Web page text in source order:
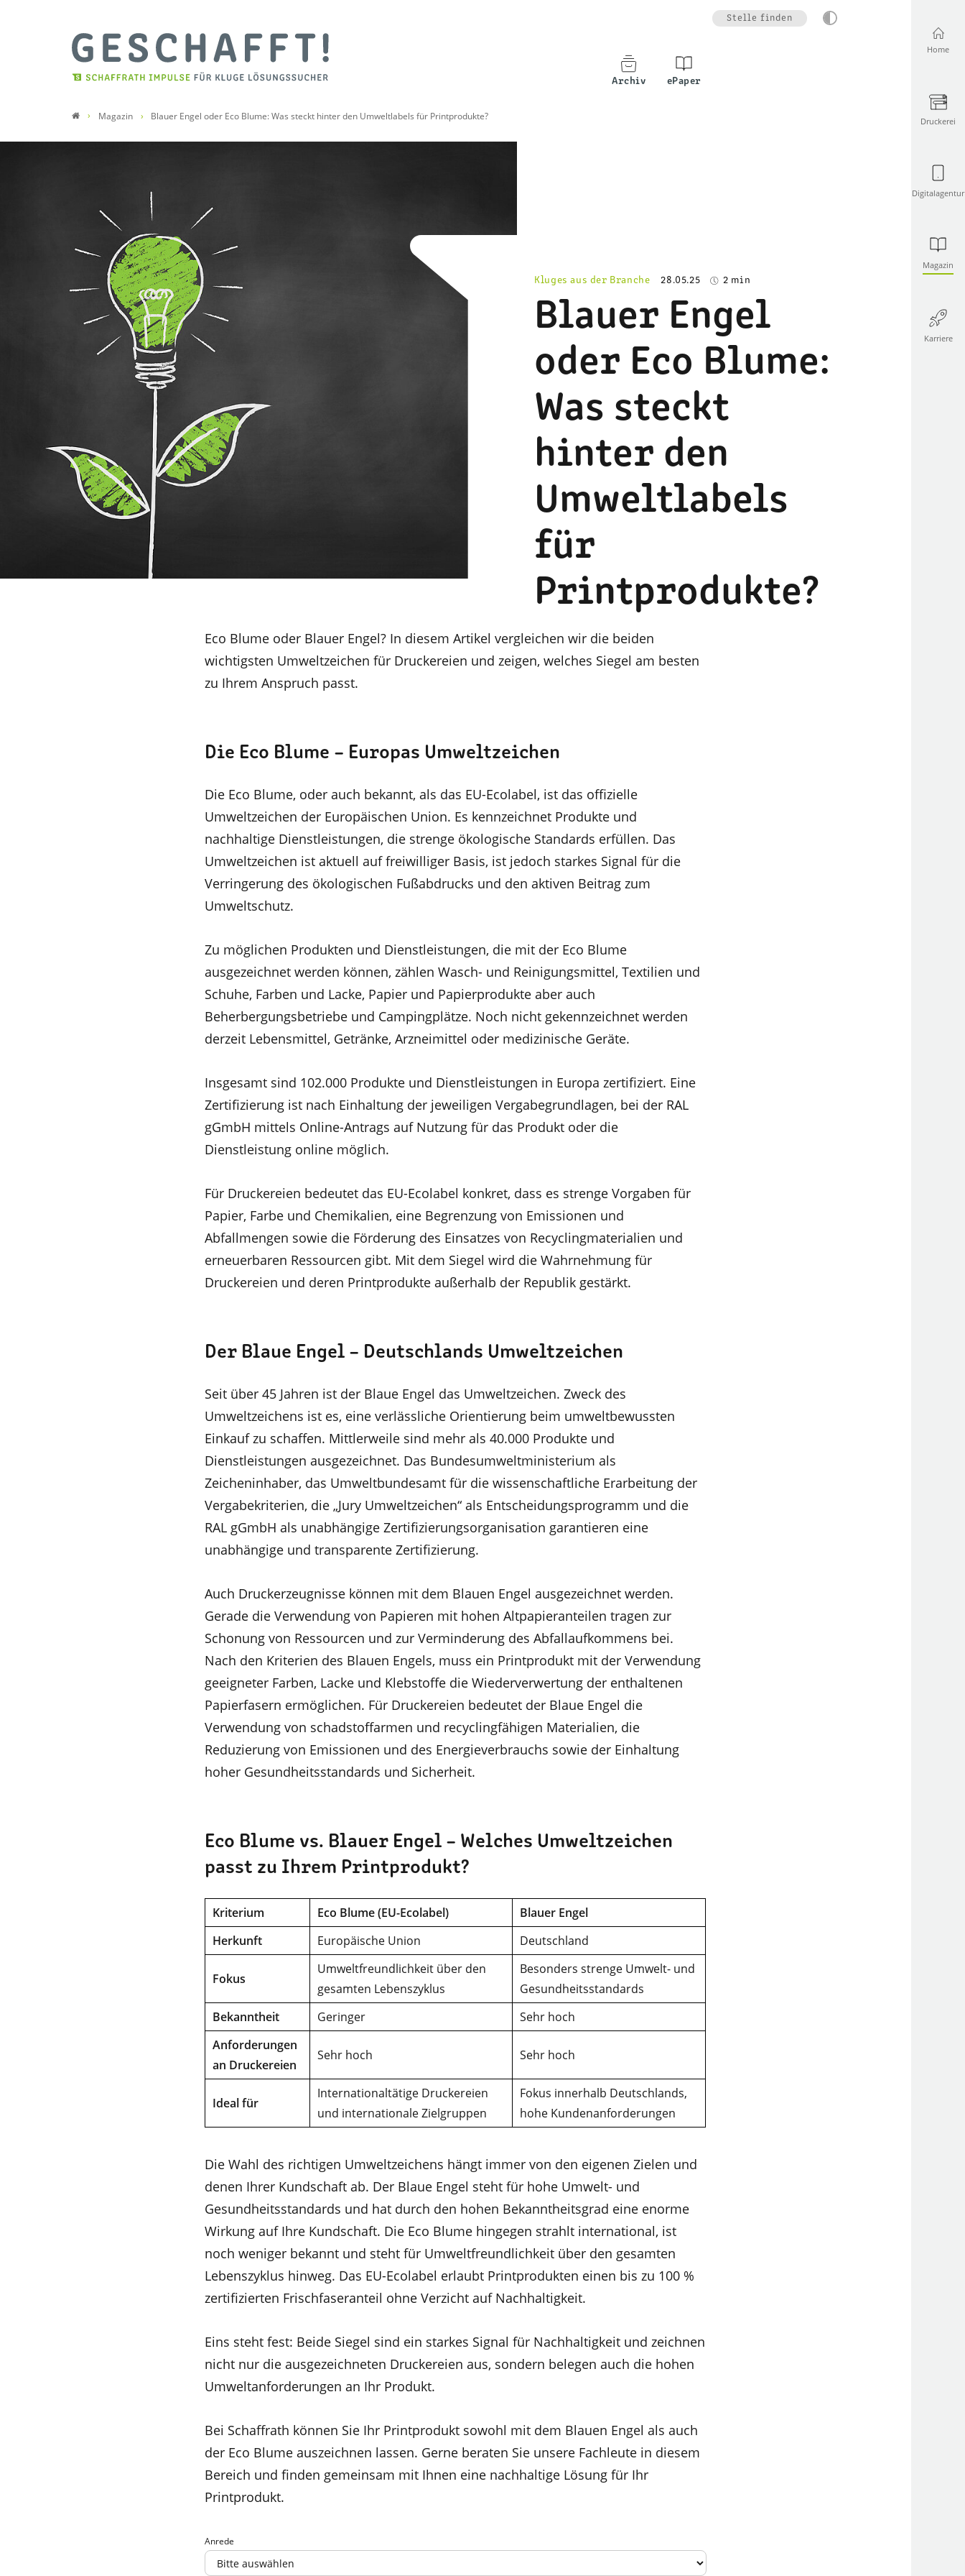
Home
Druckerei
Digitalagentur
Magazin
Karriere
Stelle finden
Archiv ePaper
Magazin Blauer Engel oder Eco Blume: Was steckt hinter den Umweltlabels für Printprodukte?
Kluges aus der Branche 28.05.25 2 min
Blauer Engel
oder Eco Blume:
Was steckt
hinter den
Umweltlabels
für
Printprodukte?
Eco Blume oder Blauer Engel? In diesem Artikel vergleichen wir die beiden
wichtigsten Umweltzeichen für Druckereien und zeigen, welches Siegel am besten
zu Ihrem Anspruch passt.
Die Eco Blume – Europas Umweltzeichen
Die Eco Blume, oder auch bekannt, als das EU-Ecolabel, ist das offizielle
Umweltzeichen der Europäischen Union. Es kennzeichnet Produkte und
nachhaltige Dienstleistungen, die strenge ökologische Standards erfüllen. Das
Umweltzeichen ist aktuell auf freiwilliger Basis, ist jedoch starkes Signal für die
Verringerung des ökologischen Fußabdrucks und den aktiven Beitrag zum
Umweltschutz.
Zu möglichen Produkten und Dienstleistungen, die mit der Eco Blume
ausgezeichnet werden können, zählen Wasch- und Reinigungsmittel, Textilien und
Schuhe, Farben und Lacke, Papier und Papierprodukte aber auch
Beherbergungsbetriebe und Campingplätze. Noch nicht gekennzeichnet werden
derzeit Lebensmittel, Getränke, Arzneimittel oder medizinische Geräte.
Insgesamt sind 102.000 Produkte und Dienstleistungen in Europa zertifiziert. Eine
Zertifizierung ist nach Einhaltung der jeweiligen Vergabegrundlagen, bei der RAL
gGmbH mittels Online-Antrags auf Nutzung für das Produkt oder die
Dienstleistung online möglich.
Für Druckereien bedeutet das EU-Ecolabel konkret, dass es strenge Vorgaben für
Papier, Farbe und Chemikalien, eine Begrenzung von Emissionen und
Abfallmengen sowie die Förderung des Einsatzes von Recyclingmaterialien und
erneuerbaren Ressourcen gibt. Mit dem Siegel wird die Wahrnehmung für
Druckereien und deren Printprodukte außerhalb der Republik gestärkt.
Der Blaue Engel – Deutschlands Umweltzeichen
Seit über 45 Jahren ist der Blaue Engel das Umweltzeichen. Zweck des
Umweltzeichens ist es, eine verlässliche Orientierung beim umweltbewussten
Einkauf zu schaffen. Mittlerweile sind mehr als 40.000 Produkte und
Dienstleistungen ausgezeichnet. Das Bundesumweltministerium als
Zeicheninhaber, das Umweltbundesamt für die wissenschaftliche Erarbeitung der
Vergabekriterien, die „Jury Umweltzeichen“ als Entscheidungsprogramm und die
RAL gGmbH als unabhängige Zertifizierungsorganisation garantieren eine
unabhängige und transparente Zertifizierung.
Auch Druckerzeugnisse können mit dem Blauen Engel ausgezeichnet werden.
Gerade die Verwendung von Papieren mit hohen Altpapieranteilen tragen zur
Schonung von Ressourcen und zur Verminderung des Abfallaufkommens bei.
Nach den Kriterien des Blauen Engels, muss ein Printprodukt mit der Verwendung
geeigneter Farben, Lacke und Klebstoffe die Wiederverwertung der enthaltenen
Papierfasern ermöglichen. Für Druckereien bedeutet der Blaue Engel die
Verwendung von schadstoffarmen und recyclingfähigen Materialien, die
Reduzierung von Emissionen und des Energieverbrauchs sowie der Einhaltung
hoher Gesundheitsstandards und Sicherheit.
Eco Blume vs. Blauer Engel – Welches Umweltzeichen
passt zu Ihrem Printprodukt?
Kriterium Eco Blume (EU-Ecolabel)
Blauer Engel
Herkunft
Europäische Union Deutschland
Fokus
Umweltfreundlichkeit über den
gesamten Lebenszyklus
Besonders strenge Umwelt- und
Gesundheitsstandards
Bekanntheit
Geringer
Sehr hoch
Anforderungen
an Druckereien
Sehr hoch Sehr hoch
Ideal für
Internationaltätige Druckereien
und internationale Zielgruppen
Fokus innerhalb Deutschlands,
hohe Kundenanforderungen
Die Wahl des richtigen Umweltzeichens hängt immer von den eigenen Zielen und
denen Ihrer Kundschaft ab. Der Blaue Engel steht für hohe Umwelt- und
Gesundheitsstandards und hat durch den hohen Bekanntheitsgrad eine enorme
Wirkung auf Ihre Kundschaft. Die Eco Blume hingegen strahlt international, ist
noch weniger bekannt und steht für Umweltfreundlichkeit über den gesamten
Lebenszyklus hinweg. Das EU-Ecolabel erlaubt Printprodukten einen bis zu 100 %
zertifizierten Frischfaseranteil ohne Verzicht auf Nachhaltigkeit.
Eins steht fest: Beide Siegel sind ein starkes Signal für Nachhaltigkeit und zeichnen
nicht nur die ausgezeichneten Druckereien aus, sondern belegen auch die hohen
Umweltanforderungen an Ihr Produkt.
Bei Schaffrath können Sie Ihr Printprodukt sowohl mit dem Blauen Engel als auch
der Eco Blume auszeichnen lassen. Gerne beraten Sie unsere Fachleute in diesem
Bereich und finden gemeinsam mit Ihnen eine nachhaltige Lösung für Ihr
Printprodukt.
Anrede